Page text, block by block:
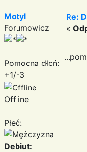
Motyl
Forumowicz
Pomocna dłoń:
+1/-3
Offline
Płeć:
Debiut:
Re:
«